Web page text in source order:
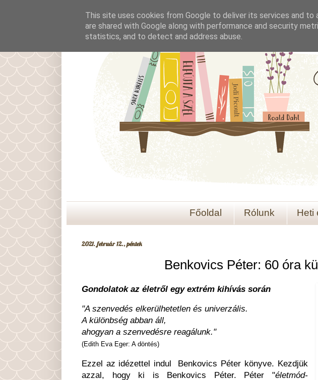
Főoldal Rólunk Heti
2021. február 12., péntek
Benkovics Péter: 60 óra
Gondolatok az életről egy extrém kihívás során
"A szenvedés elkerülhetetlen és univerzális.
A különbség abban áll,
ahogyan a szenvedésre reagálunk."
(Edith Eva Eger: A döntés)
Ezzel az idézettel indul Benkovics Péter könyve. Kezdjük
azzal, hogy ki is Benkovics Péter. Péter "életmód-
This site uses cookies from Google to deliver its services and to
are shared with Google along with performance and security
statistics, and to detect and address abuse.